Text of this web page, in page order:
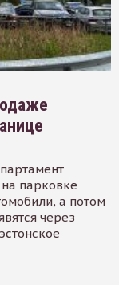
парковке
а потом
через